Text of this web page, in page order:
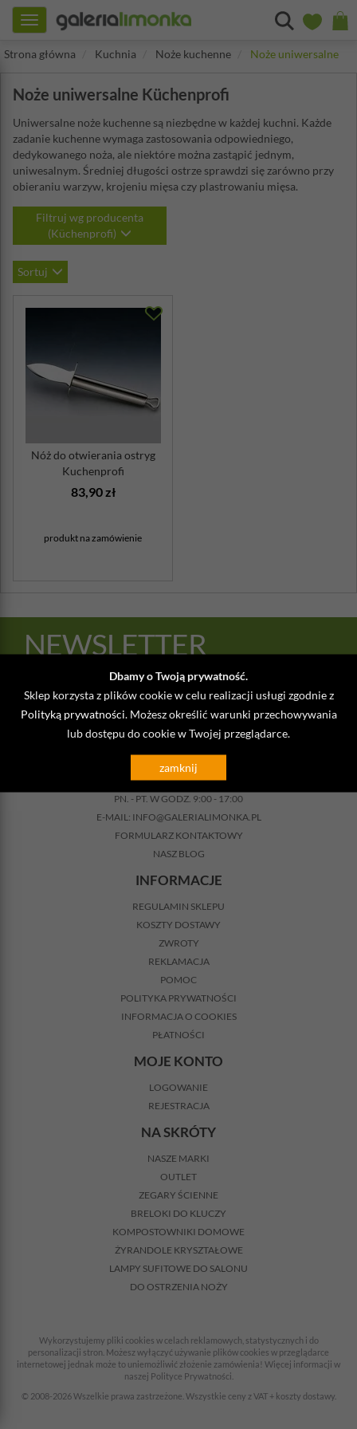
Dbamy o Twoją prywatność.
Sklep korzysta z plików cookie w celu realizacji usługi zgodnie z
Polityką prywatności . Możesz określić warunki przechowywania
lub dostępu do cookie w Twojej przeglądarce.
zamknij
Toggle
navigation
Strona główna
Kuchnia Noże kuchenne Noże uniwersalne
Noże uniwersalne Küchenprofi
Uniwersalne noże kuchenne są niezbędne w każdej kuchni. Każde
zadanie kuchenne wymaga zastosowania odpowiedniego,
dedykowanego noża, ale niektóre można zastąpić jednym,
uniwesalnym. Średniej długości ostrze sprawdzi się zarówno przy
obieraniu warzyw, krojeniu mięsa czy plastrowaniu mięsa.
Filtruj wg producenta
(Küchenprofi)
Sortuj
Nóż do otwierania ostryg
Kuchenprofi
83,90 zł
produkt na zamówienie
NEWSLETTER
@
KONTAKT
TELEFON:517 726 522
PN. - PT. W GODZ. 9:00 - 17:00
E-MAIL: INFO@GALERIALIMONKA.PL
FORMULARZ KONTAKTOWY
NASZ BLOG
INFORMACJE
REGULAMIN SKLEPU
KOSZTY DOSTAWY
ZWROTY
REKLAMACJA
POMOC
POLITYKA PRYWATNOŚCI
INFORMACJA O COOKIES
PŁATNOŚCI
MOJE KONTO
LOGOWANIE
REJESTRACJA
NA SKRÓTY
NASZE MARKI
OUTLET
ZEGARY ŚCIENNE
BRELOKI DO KLUCZY
KOMPOSTOWNIKI DOMOWE
ŻYRANDOLE KRYSZTAŁOWE
LAMPY SUFITOWE DO SALONU
DO OSTRZENIA NOŻY
Wykorzystujemy pliki cookies w celach reklamowych, statystycznych i do
personalizacji stron. Możesz wyłączyć używanie plików cookies w przeglądarce
internetowej jednak może to uniemożliwić złożenie zamówienia! Więcej informacji w
naszej Polityce Prywatności.
© 2008-2026 Wszelkie prawa zastrzeżone. Wszystkie ceny z VAT + koszty dostawy.